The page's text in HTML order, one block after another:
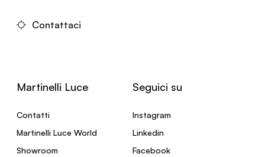
Contattaci
Martinelli Luce
Contatti
Martinelli Luce World
Showroom
Seguici su
Instagram
Linkedin
Facebook